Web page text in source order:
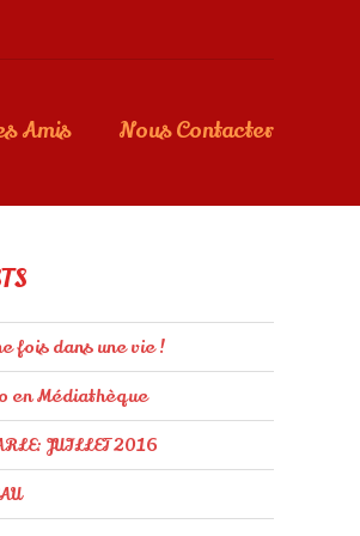
Amis Nous Contacter
fois dans une vie !
en Médiathèque
JUILLET 2016